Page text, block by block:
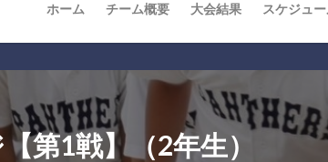
ホーム チーム概要 大会結果 スケジュ
⚾️大須パンサー
第1戦】（2年生）